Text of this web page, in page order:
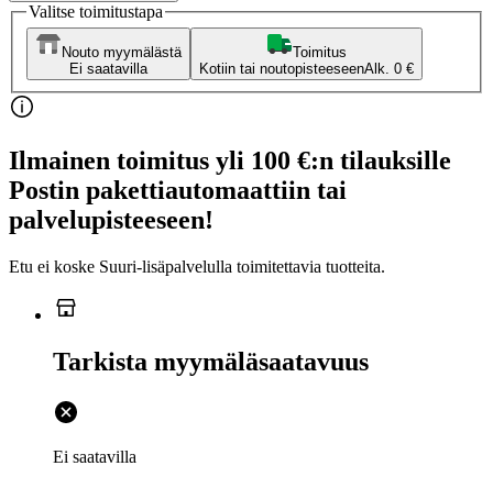
Valitse toimitustapa
Nouto myymälästä
Ei saatavilla
Toimitus
Kotiin tai noutopisteeseenAlk. 0 €
Ilmainen toimitus yli 100 €:n tilauksille
Postin pakettiautomaattiin tai
palvelupisteeseen!
Etu ei koske Suuri‑lisäpalvelulla toimitettavia tuotteita.
Tarkista myymäläsaatavuus
Ei saatavilla